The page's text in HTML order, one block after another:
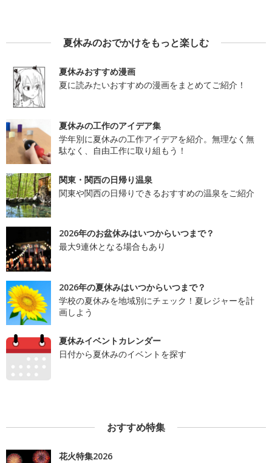
夏休みのおでかけをもっと楽しむ
夏休みおすすめ漫画
夏に読みたいおすすめの漫画をまとめてご紹介！
夏休みの工作のアイデア集
学年別に夏休みの工作アイデアを紹介。無理なく無
駄なく、自由工作に取り組もう！
関東・関西の日帰り温泉
関東や関西の日帰りできるおすすめの温泉をご紹介
2026年のお盆休みはいつからいつまで？
最大9連休となる場合もあり
2026年の夏休みはいつからいつまで？
学校の夏休みを地域別にチェック！夏レジャーを計
画しよう
夏休みイベントカレンダー
日付から夏休みのイベントを探す
おすすめ特集
花火特集2026